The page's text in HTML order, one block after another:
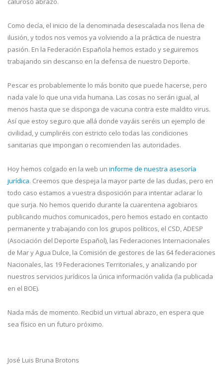
Como decía, el inicio de la denominada desescalada nos llena de
ilusión, y todos nos vemos ya volviendo a la práctica de nuestra
pasión. En la Federación Española hemos estado y seguiremos
trabajando sin descanso en la defensa de nuestro Deporte.
Pescar es probablemente lo más bonito que puede hacerse, pero
nada vale lo que una vida humana. Las cosas no serán igual, al
menos hasta que se disponga de vacuna contra este maldito virus.
Así que estoy seguro que allá donde vayáis seréis un ejemplo de
civilidad, y cumpliréis con estricto celo todas las condiciones
sanitarias que impongan o recomienden las autoridades.
Hoy hemos colgado en la web un informe de nuestra asesoría
jurídica. Creemos que despeja la mayor parte de las dudas, pero en
todo caso estamos a vuestra disposición para intentar aclarar lo
que surja. No hemos querido durante la cuarentena agobiaros
publicando muchos comunicados, pero hemos estado en contacto
permanente y trabajando con los grupos políticos, el CSD, ADESP
(Asociación del Deporte Español), las Federaciones Internacionales
de Mar y Agua Dulce, la Comisión de gestores de las 64 federaciones
Nacionales, las 19 Federaciones Territoriales, y analizando por
nuestros servicios jurídicos la única información valida (la publicada
en el BOE).
Nada más de momento. Recibid un virtual abrazo, en espera que
sea físico en un futuro próximo.
José Luis Bruna Brotons